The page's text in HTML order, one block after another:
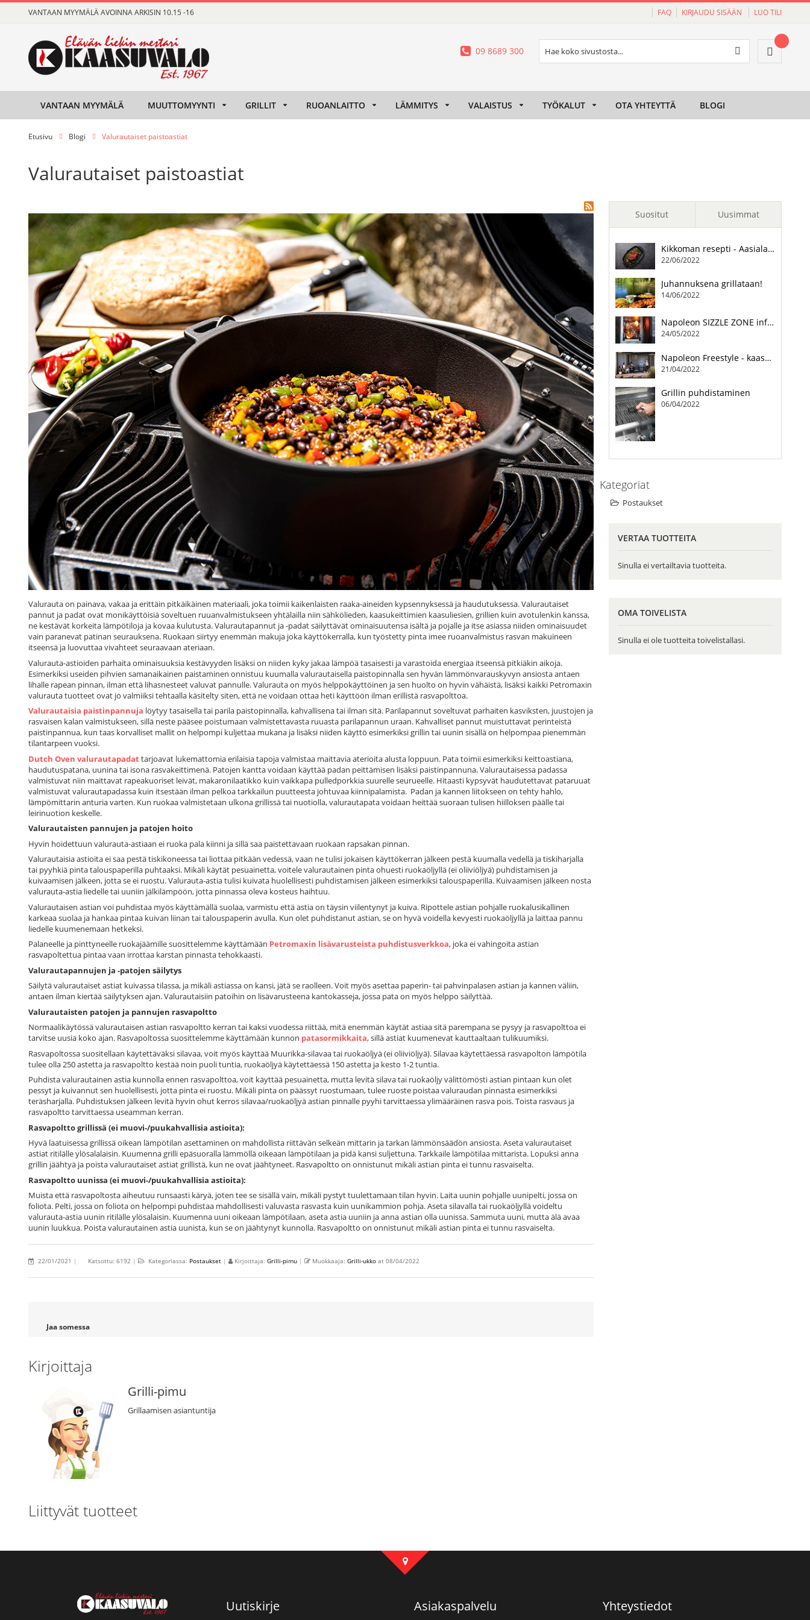
Skip
to
VANTAAN MYYMÄLÄ AVOINNA ARKISIN 10.15 -16 FAQ KIRJAUDU SISÄÄN LUO TILI
Ostoskori
Haku
09 8689 300
VANTAAN MYYMÄLÄ MUUTTOMYYNTI GRILLIT RUOANLAITTO LÄMMITYS VALAISTUS TYÖKALUT OTA YHTEYTTÄ BLOGI
Etusivu Blogi Valurautaiset paistoastiat
Valurautaiset paistoastiat
Valurauta on painava, vakaa ja erittäin pitkäikäinen materiaali, joka toimii kaikenlaisten raaka‐aineiden kypsennyksessä ja haudutuksessa. Valurautaiset
pannut ja padat ovat monikäyttöisiä soveltuen ruuanvalmistukseen yhtälailla niin sähkölieden, kaasukeittimien kaasuliesien, grillien kuin avotulenkin kanssa,
ne kestävät korkeita lämpötiloja ja kovaa kulutusta. Valurautapannut ja -padat säilyttävät ominaisuutensa isältä ja pojalle ja itse asiassa niiden ominaisuudet
vain paranevat patinan seurauksena. Ruokaan siirtyy enemmän makuja joka käyttökerralla, kun työstetty pinta imee ruoanvalmistus rasvan makuineen
itseensä ja luovuttaa vivahteet seuraavaan ateriaan.
Valurauta-astioiden parhaita ominaisuuksia kestävyyden lisäksi on niiden kyky jakaa lämpöä tasaisesti ja varastoida energiaa itseensä pitkiäkin aikoja.
Esimerkiksi useiden pihvien samanaikainen paistaminen onnistuu kuumalla valurautaisella paistopinnalla sen hyvän lämmönvarauskyvyn ansiosta antaen
lihalle rapean pinnan, ilman että lihasnesteet valuvat pannulle. Valurauta on myös helppokäyttöinen ja sen huolto on hyvin vähäistä, lisäksi kaikki Petromaxin
valurauta tuotteet ovat jo valmiiksi tehtaalla käsitelty siten, että ne voidaan ottaa heti käyttöön ilman erillistä rasvapolttoa.
Valurautaisia paistinpannuja löytyy tasaisella tai parila paistopinnalla, kahvallisena tai ilman sitä. Parilapannut soveltuvat parhaiten kasviksten, juustojen ja
rasvaisen kalan valmistukseen, sillä neste pääsee poistumaan valmistettavasta ruuasta parilapannun uraan. Kahvalliset pannut muistuttavat perinteistä
paistinpannua, kun taas korvalliset mallit on helpompi kuljettaa mukana ja lisäksi niiden käyttö esimerkiksi grillin tai uunin sisällä on helpompaa pienemmän
tilantarpeen vuoksi.
Dutch Oven valurautapadattarjoavat lukemattomia erilaisia tapoja valmistaa maittavia aterioita alusta loppuun. Pata toimii esimerkiksi keittoastiana,
haudutuspatana, uunina tai isona rasvakeittimenä. Patojen kantta voidaan käyttää padan peittämisen lisäksi paistinpannuna. Valurautaisessa padassa
valmistuvat niin maittavat rapeakuoriset leivät, makaronilaatikko kuin vaikkapa pulledporkkia suurelle seurueelle. Hitaasti kypsyvät haudutettavat pataruuat
valmistuvat valurautapadassa kuin itsestään ilman pelkoa tarkkailun puutteesta johtuvaa kiinnipalamista. Padan ja kannen liitokseen on tehty hahlo,
lämpömittarin anturia varten. Kun ruokaa valmistetaan ulkona grillissä tai nuotiolla, valurautapata voidaan heittää suoraan tulisen hiilloksen päälle tai
leirinuotion keskelle.
Valurautaisten pannujen ja patojen hoito
Hyvin hoidettuun valurauta-astiaan ei ruoka pala kiinni ja sillä saa paistettavaan ruokaan rapsakan pinnan.
Valurautaisia astioita ei saa pestä tiskikoneessa tai liottaa pitkään vedessä, vaan ne tulisi jokaisen käyttökerran jälkeen pestä kuumalla vedellä ja tiskiharjalla
tai pyyhkiä pinta talouspaperilla puhtaaksi. Mikäli käytät pesuainetta, voitele valurautainen pinta ohuesti ruokaöljyllä (ei oliiviöljyä) puhdistamisen ja
kuivaamisen jälkeen, jotta se ei ruostu. Valurauta-astia tulisi kuivata huolellisesti puhdistamisen jälkeen esimerkiksi talouspaperilla. Kuivaamisen jälkeen nosta
valurauta-astia liedelle tai uuniin jälkilämpöön, jotta pinnassa oleva kosteus haihtuu.
Valurautaisen astian voi puhdistaa myös käyttämällä suolaa, varmistu että astia on täysin viilentynyt ja kuiva. Ripottele astian pohjalle ruokalusikallinen
karkeaa suolaa ja hankaa pintaa kuivan liinan tai talouspaperin avulla. Kun olet puhdistanut astian, se on hyvä voidella kevyesti ruokaöljyllä ja laittaa pannu
liedelle kuumenemaan hetkeksi.
Palaneelle ja pinttyneelle ruokajäämille suosittelemme käyttämään Petromaxin lisävarusteista puhdistusverkkoa, joka ei vahingoita astian
rasvapoltettua pintaa vaan irrottaa karstan pinnasta tehokkaasti.
Valurautapannujen ja -patojen säilytys
Säilytä valurautaiset astiat kuivassa tilassa, ja mikäli astiassa on kansi, jätä se raolleen. Voit myös asettaa paperin- tai pahvinpalasen astian ja kannen väliin,
antaen ilman kiertää säilytyksen ajan. Valurautaisiin patoihin on lisävarusteena kantokasseja, jossa pata on myös helppo säilyttää.
Valurautaisten patojen ja pannujen rasvapoltto
Normaalikäytössä valurautaisen astian rasvapoltto kerran tai kaksi vuodessa riittää, mitä enemmän käytät astiaa sitä parempana se pysyy ja rasvapolttoa ei
tarvitse uusia koko ajan. Rasvapoltossa suosittelemme käyttämään kunnon patasormikkaita, sillä astiat kuumenevat kauttaaltaan tulikuumiksi.
Rasvapoltossa suositellaan käytettäväksi silavaa, voit myös käyttää Muurikka-silavaa tai ruokaöljyä (ei oliiviöljyä). Silavaa käytettäessä rasvapolton lämpötila
tulee olla 250 astetta ja rasvapoltto kestää noin puoli tuntia, ruokaöljyä käytettäessä 150 astetta ja kesto 1-2 tuntia.
Puhdista valurautainen astia kunnolla ennen rasvapolttoa, voit käyttää pesuainetta, mutta levitä silava tai ruokaöljy välittömösti astian pintaan kun olet
pessyt ja kuivannut sen huolellisesti, jotta pinta ei ruostu. Mikäli pinta on päässyt ruostumaan, tulee ruoste poistaa valuraudan pinnasta esimerkiksi
teräsharjalla. Puhdistuksen jälkeen levitä hyvin ohut kerros silavaa/ruokaöljyä astian pinnalle pyyhi tarvittaessa ylimääräinen rasva pois. Toista rasvaus ja
rasvapoltto tarvittaessa useamman kerran.
Rasvapoltto grillissä (ei muovi-/puukahvallisia astioita):
Hyvä laatuisessa grillissä oikean lämpötilan asettaminen on mahdollista riittävän selkeän mittarin ja tarkan lämmönsäädön ansiosta. Aseta valurautaiset
astiat ritilälle ylösalalaisin. Kuumenna grilli epäsuoralla lämmöllä oikeaan lämpötilaan ja pidä kansi suljettuna. Tarkkaile lämpötilaa mittarista. Lopuksi anna
grillin jäähtyä ja poista valurautaiset astiat grillistä, kun ne ovat jäähtyneet. Rasvapoltto on onnistunut mikäli astian pinta ei tunnu rasvaiselta.
Rasvapoltto uunissa (ei muovi-/puukahvallisia astioita):
Muista että rasvapoltosta aiheutuu runsaasti käryä, joten tee se sisällä vain, mikäli pystyt tuulettamaan tilan hyvin. Laita uunin pohjalle uunipelti, jossa on
foliota. Pelti, jossa on foliota on helpompi puhdistaa mahdollisesti valuvasta rasvasta kuin uunikammion pohja. Aseta silavalla tai ruokaöljyllä voideltu
valurauta-astia uunin ritilälle ylösalaisin. Kuumenna uuni oikeaan lämpötilaan, aseta astia uuniin ja anna astian olla uunissa. Sammuta uuni, mutta älä avaa
uunin luukkua. Poista valurautainen astia uunista, kun se on jäähtynyt kunnolla. Rasvapoltto on onnistunut mikäli astian pinta ei tunnu rasvaiselta.
22/01/2021 | Katsottu: 6192 | Kategoriassa: Postaukset | Kirjoittaja: Grilli-pimu | Muokkaaja: Grilli-ukko at 08/04/2022
Jaa somessa
Kirjoittaja
Grilli-pimu
Grillaamisen asiantuntija
Liittyvät tuotteet
Suositut
Napoleon kaasugrilli hiiligrilliksi
28/02/2022
24/05/2022
Valurautaiset paistoastiat
22/01/2021
Grillin puhdistaminen
06/04/2022
Uusimmat
Kikkoman resepti - Aasialaisia pihvejä
22/06/2022
Juhannuksena grillataan!
14/06/2022
Napoleon SIZZLE ZONE infrapunapoltin
24/05/2022
Napoleon Freestyle - kaasugrillauksen vapaa tyyli
21/04/2022
Grillin puhdistaminen
06/04/2022
Kategoriat
Postaukset
VERTAA TUOTTEITA
Sinulla ei vertailtavia tuotteita.
OMA TOIVELISTA
Sinulla ei ole tuotteita toivelistallasi.
Uutiskirje Asiakaspalvelu Yhteystiedot